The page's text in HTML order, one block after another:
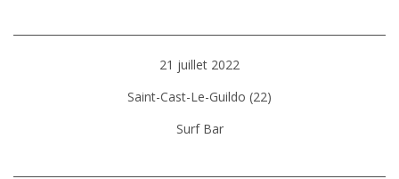
21 juillet 2022
Saint-Cast-Le-Guildo (22)
Surf Bar